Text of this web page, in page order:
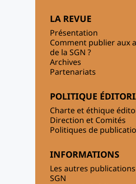
LA REVUE
Présentation
Comment publier aux
de la SGN ?
Archives
Partenariats
POLITIQUE
Charte et éthique
Direction et Comités
Politiques de
INFORMATIONS
Les autres
SGN